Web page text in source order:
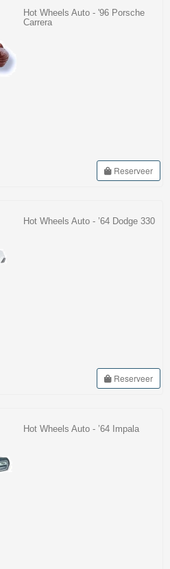
Hot Wheels Auto - '96 Porsche
Carrera
Reserveer
Hot Wheels Auto - ’64 Dodge 330
Reserveer
Hot Wheels Auto - ’64 Impala